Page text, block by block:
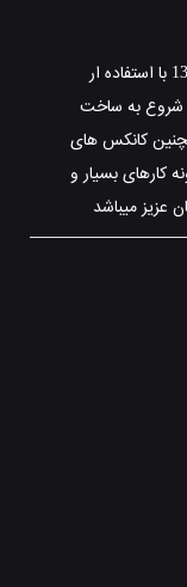
شرکت سپهر کانتین با شماره ثبت ( ) از سال 1380 با استفاده ار
شروع به ساخت
کانکس های
کارهای بسیار و
عزیز میباشد